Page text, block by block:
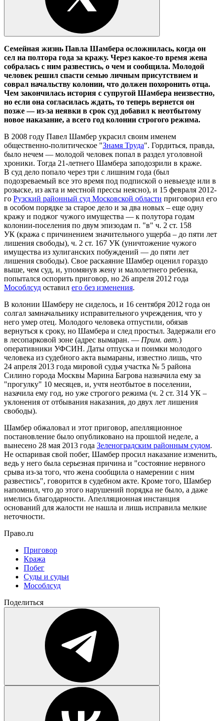
Семейная жизнь Павла Шамбера осложнилась, когда он
сел на полтора года за кражу. Через какое-то время жена
собралась с ним развестись, о чем и сообщила. Молодой
человек решил спасти семью личным присутствием и
соврал начальству колонии, что должен похоронить отца.
Чем закончилась история с супругой Шамбера неизвестно,
но если она согласилась ждать, то теперь вернется он
позже — из-за неявки в срок суд добавил к неотбытому
новое наказание, а всего год колонии строгого режима.
В 2008 году Павел Шамбер украсил своим именем
общественно-политическое "Знамя Труда". Гордиться, правда,
было нечем — молодой человек попал в раздел уголовной
хроники. Тогда 21-летнего Шамбера заподозрили в краже.
В суд дело попало через три с лишним года (был
подозреваемый все это время под подпиской о невыезде или в
розыске, из акта и местной прессы неясно), и 15 февраля 2012-
го Рузский районный суд Московской области приговорил его
в особом порядке за старое дело и за два новых – еще одну
кражу и поджог чужого имущества — к полутора годам
колонии-поселения по двум эпизодам п. "в" ч. 2 ст. 158
УК (кража с причинением значительного ущерба – до пяти лет
лишения свободы), ч. 2 ст. 167 УК (уничтожение чужого
имущества из хулиганских побуждений — до пяти лет
лишения свободы). Свое раскаяние Шамбер оценил гораздо
выше, чем суд, и, упомянув жену и малолетнего ребенка,
попытался оспорить приговор, но 26 апреля 2012 года
Мособлсуд оставил его без изменения.
В колонии Шамберу не сиделось, и 16 сентября 2012 года он
солгал замначальнику исправительного учреждения, что у
него умер отец. Молодого человека отпустили, обязав
вернуться к сроку, но Шамбера и след простыл. Задержали его
в лесопарковой зоне (адрес вымаран. — Прим. авт.)
оперативники УФСИН. Даты отпуска и поимки молодого
человека из судебного акта вымараны, известно лишь, что
24 апреля 2013 года мировой судья участка № 5 района
Силино города Москвы Марина Багрова назначила ему за
"прогулку" 10 месяцев, и, учтя неотбытое в поселении,
назачила ему год, но уже строгого режима (ч. 2 ст. 314 УК –
уклонения от отбывания наказания, до двух лет лишения
свободы).
Шамбер обжаловал и этот приговор, апелляционное
постановление было опубликовано на прошлой неделе, а
вынесено 28 мая 2013 года Зеленоградским районным судом.
Не оспаривая свой побег, Шамбер просил наказание изменить,
ведь у него была серьезная причина и "состояние нервного
срыва из-за того, что жена сообщила о намерении с ним
развестись", говорится в судебном акте. Кроме того, Шамбер
напомнил, что до этого нарушений порядка не было, а даже
имелись благодарности. Апелляционная инстанция
оснований для жалости не нашла и лишь исправила мелкие
неточности.
Право.ru
Приговор
Кража
Побег
Суды и судьи
Мособлсуд
Поделиться